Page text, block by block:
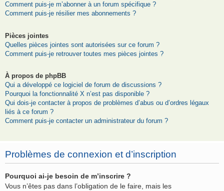
Comment puis-je m’abonner à un forum spécifique ?
Comment puis-je résilier mes abonnements ?
Pièces jointes
Quelles pièces jointes sont autorisées sur ce forum ?
Comment puis-je retrouver toutes mes pièces jointes ?
À propos de phpBB
Qui a développé ce logiciel de forum de discussions ?
Pourquoi la fonctionnalité X n’est pas disponible ?
Qui dois-je contacter à propos de problèmes d’abus ou d’ordres légaux
liés à ce forum ?
Comment puis-je contacter un administrateur du forum ?
Problèmes de connexion et d’inscription
Pourquoi ai-je besoin de m’inscrire ?
Vous n’êtes pas dans l’obligation de le faire, mais les